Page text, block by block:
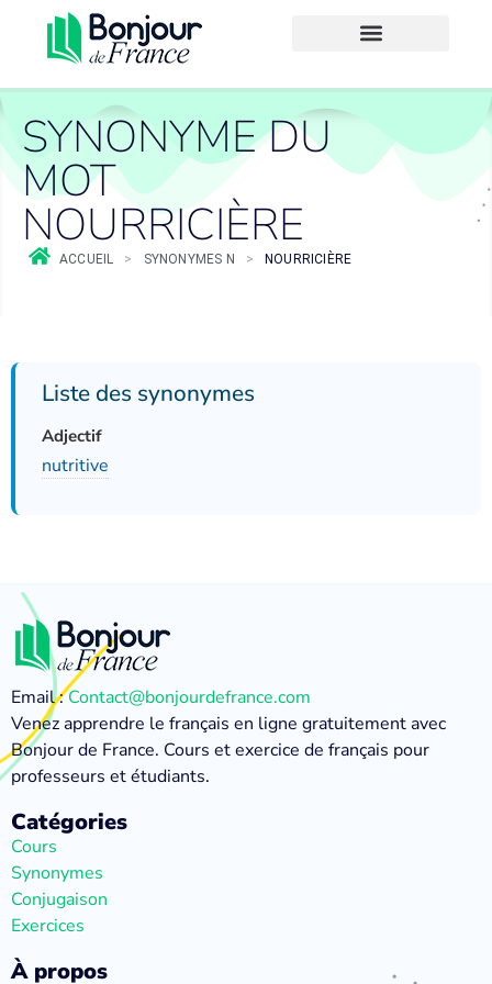
SYNONYME DU
MOT
NOURRICIÈRE
ACCUEIL > SYNONYMES N > NOURRICIÈRE
Liste des synonymes
Adjectif
nutritive
Email :Contact@bonjourdefrance.com
Venez apprendre le français en ligne gratuitement avec
Bonjour de France. Cours et exercice de français pour
professeurs et étudiants.
Catégories
Cours
Synonymes
Conjugaison
Exercices
À propos